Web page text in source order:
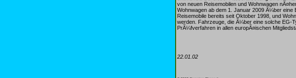
von neuen Reisemobilen und Wohnwagen
Wohnwagen ab dem 1. Januar 2009 Ã¼ber
Reisemobile bereits seit Oktober 1998, und
werden. Fahrzeuge, die Ã¼ber eine solche EG-
PrÃ¼fverfahren in allen europÃ¤ischen
22.01.02